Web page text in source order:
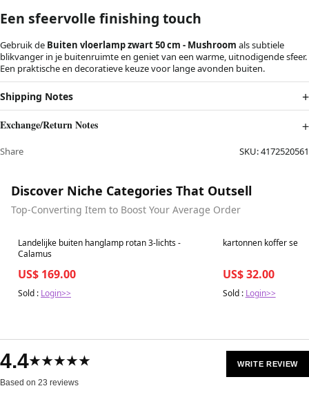
Een sfeervolle finishing touch
Gebruik de Buiten vloerlamp zwart 50 cm - Mushroom als subtiele
blikvanger in je buitenruimte en geniet van een warme, uitnodigende sfeer.
Een praktische en decoratieve keuze voor lange avonden buiten.
Shipping Notes
Exchange/Return Notes
Share SKU:4172520561
Discover Niche Categories That Outsell
Top-Converting Item to Boost Your Average Order
Best in 7 days
Landelijke buiten hanglamp rotan 3-lichts -
Calamus
US$ 169.00
Sold : Login>>
Best in 7 days
kartonnen koffer set
US$ 32.00
Sold : Login>>
4.4★★★★★
Based on 23 reviews
WRITE REVIEW